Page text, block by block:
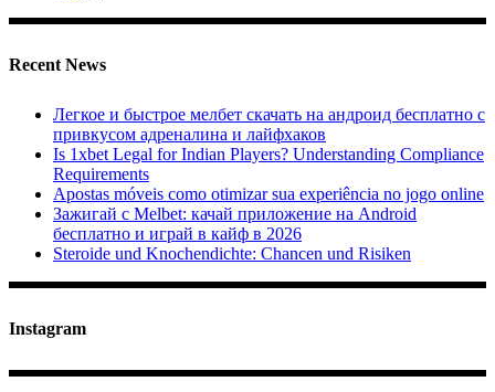
Recent News
Легкое и быстрое мелбет скачать на андроид бесплатно с
привкусом адреналина и лайфхаков
Is 1xbet Legal for Indian Players? Understanding Compliance
Requirements
Apostas móveis como otimizar sua experiência no jogo online
Зажигай с Melbet: качай приложение на Android
бесплатно и играй в кайф в 2026
Steroide und Knochendichte: Chancen und Risiken
Instagram